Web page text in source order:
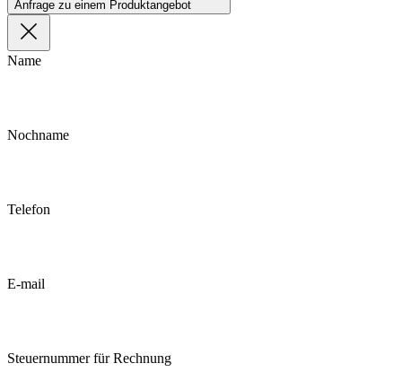
Anfrage zu einem Produktangebot
Name
Nochname
Telefon
E-mail
Steuernummer für Rechnung